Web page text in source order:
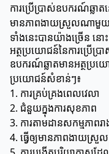
ការប្រើប្រាស់ឧបករណ៍ឆ្លាត
មានភាពងាយស្រួលណាមួយ។
ទាំងនេះបានយ៉ាងច្រើន នោ
អត្ថប្រយោជន៍នៃការប្រើប្
ឧបករណ៍ឆ្លាតមានអត្ថប្រយ
ប្រយោជន៍សំខាន់ៗ៖
1. ការគ្រប់គ្រងពេលវេលា
2. ជំនួយក្នុងការសុខភាព
3. ការតាមដានសកម្មភាពរ
4. ធ្វើឲ្យមានភាពងាយស្រួល